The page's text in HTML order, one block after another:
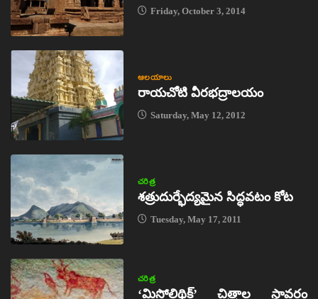
Friday, October 3, 2014
ఆలయాలు
రాయచోటి వీరభద్రాలయం
Saturday, May 12, 2012
చరిత్ర
శత్రుదుర్భేద్యమైన సిద్ధవటం కోట
Tuesday, May 17, 2011
చరిత్ర
‘మిసోలిథిక్‌’ చిత్రాల స్థావరం